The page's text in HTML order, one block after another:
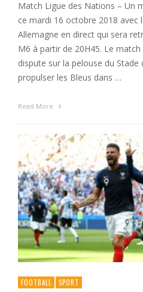
Match Ligue des Nations – Un
ce mardi 16 octobre 2018 avec
Allemagne en direct qui sera
M6 à partir de 20H45. Le
dispute sur la pelouse du Stade
propulser les Bleus dans …
Read More
FOOTBALL SPORT